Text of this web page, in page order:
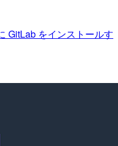
GitLab をインストールす